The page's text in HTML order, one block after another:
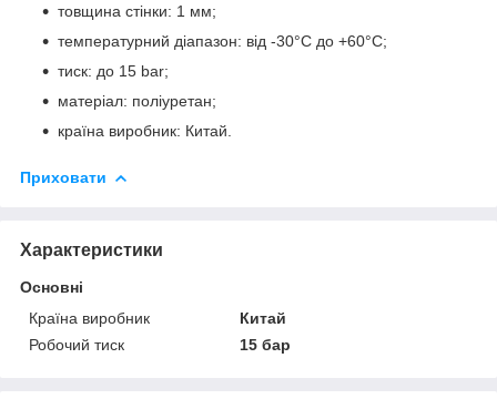
товщина стінки: 1 мм;
температурний діапазон: від -30°C до +60°C;
тиск: до 15 bar;
матеріал: поліуретан;
країна виробник: Китай.
Приховати
Характеристики
Основні
Країна виробник
Китай
Робочий тиск
15 бар